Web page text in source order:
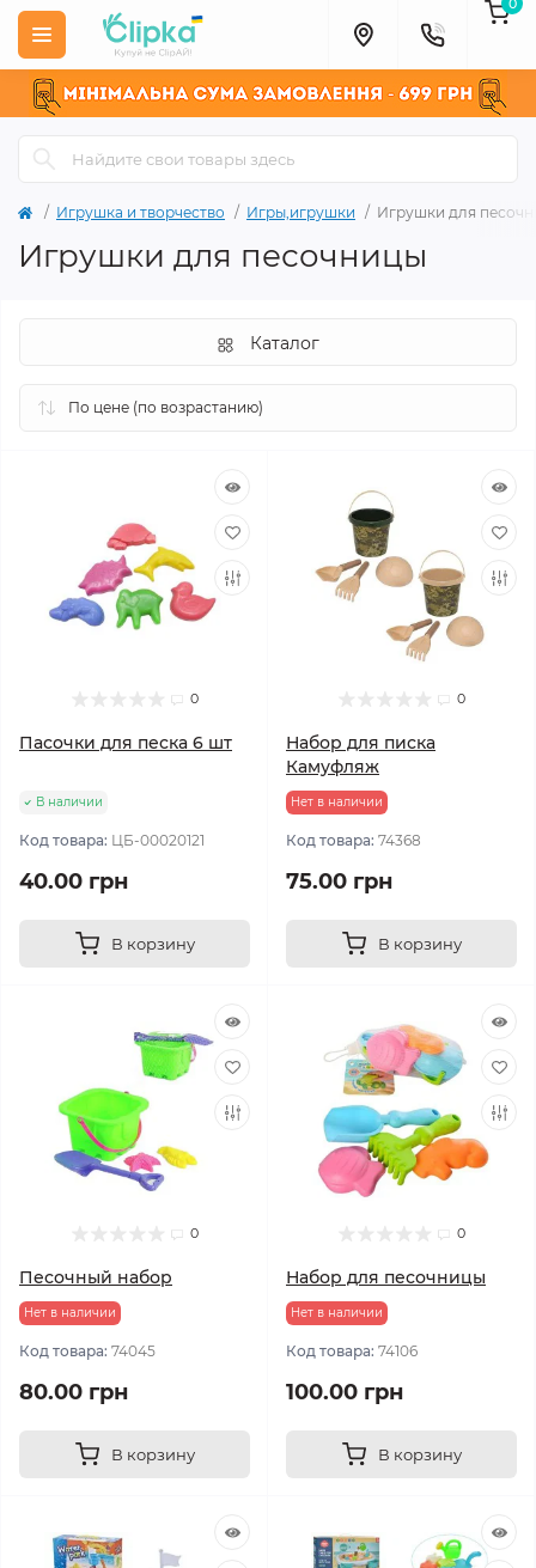
Игрушка и творчество Игры,игрушки Игрушки для
Игрушки для песочницы
Каталог
0
Пасочки для песка 6 шт
В наличии
Код товара: ЦБ-00020121
40.00 грн
В корзину
0
Набор для писка
Камуфляж
Нет в наличии
Код товара: 74368
75.00 грн
В корзину
0
Песочный набор
Нет в наличии
Код товара: 74045
80.00 грн
В корзину
0
Набор для песочницы
Нет в наличии
Код товара: 74106
100.00 грн
В корзину